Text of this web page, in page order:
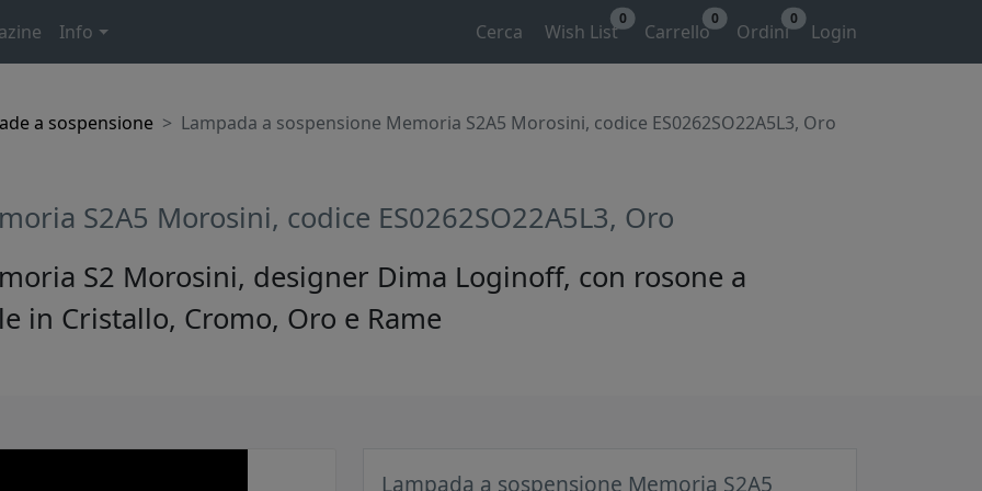
Info Cerca Wish List
0
Carrello
0
Ordini
0
Login
a sospensione Lampada a sospensione Memoria S2A5 Morosini, codice ES0262SO22A5L3, Oro
S2A5 Morosini, codice ES0262SO22A5L3, Oro
S2 Morosini, designer Dima Loginoff, con rosone a
in Cristallo, Cromo, Oro e Rame
Lampada a sospensione Memoria S2A5